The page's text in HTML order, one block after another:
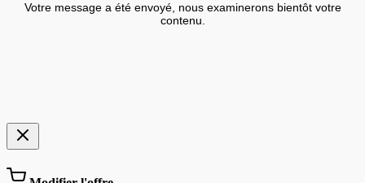
Votre message a été envoyé, nous examinerons bientôt votre
contenu.